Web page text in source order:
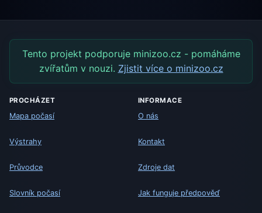
Tento projekt podporuje minizoo.cz - pomáháme
zvířatům v nouzi. Zjistit více o minizoo.cz
PROCHÁZET
Mapa počasí
Výstrahy
Průvodce
Slovník počasí
INFORMACE
O nás
Kontakt
Zdroje dat
Jak funguje předpověď